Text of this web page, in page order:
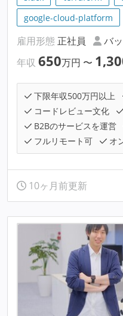
google-cloud-platform
雇用形態 正社員 バ
年収 650万円 〜
下限年収500万円以上
コードレビュー文化
B2Bのサービスを運営
フルリモート可
オ
10ヶ月前更新